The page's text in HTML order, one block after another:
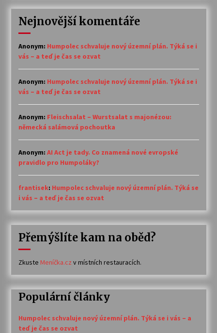
Nejnovější komentáře
Anonym: Humpolec schvaluje nový územní plán. Týká se i
vás – a teď je čas se ozvat
Anonym: Humpolec schvaluje nový územní plán. Týká se i
vás – a teď je čas se ozvat
Anonym: Fleischsalat – Wurstsalat s majonézou:
německá salámová pochoutka
Anonym: AI Act je tady. Co znamená nové evropské
pravidlo pro Humpoláky?
frantisek: Humpolec schvaluje nový územní plán. Týká se
i vás – a teď je čas se ozvat
Přemýšlíte kam na oběd?
Zkuste Meníčka.cz v místních restauracích.
Populární články
Humpolec schvaluje nový územní plán. Týká se i vás – a
teď je čas se ozvat